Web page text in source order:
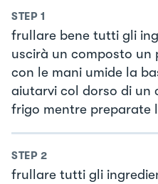
STEP 1
frullare bene tutti gli
uscirà un composto un
con le mani umide la
aiutarvi col dorso di un
frigo mentre preparate
STEP 2
frullare tutti gli